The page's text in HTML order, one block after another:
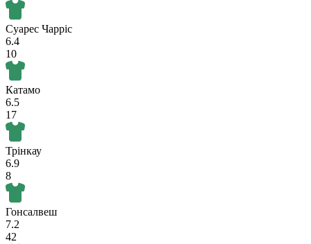
Суарес Чарріс
6.4
10
Катамо
6.5
17
Трінкау
6.9
8
Гонсалвеш
7.2
42